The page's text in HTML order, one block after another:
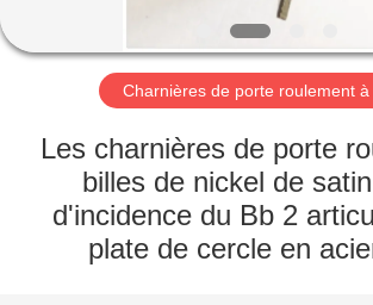
AU
SUJET
NOUS
VISITE
D'USINE
Charnières de porte roulement à
Les charnières de porte
billes de nickel de
d'incidence du Bb 2
plate de cercle en